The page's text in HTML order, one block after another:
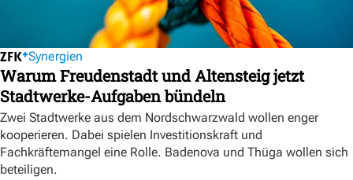
Synergien
Warum Freudenstadt und Altensteig jetzt
Stadtwerke-Aufgaben bündeln
Zwei Stadtwerke aus dem Nordschwarzwald wollen enger
kooperieren. Dabei spielen Investitionskraft und
Fachkräftemangel eine Rolle. Badenova und Thüga wollen sich
beteiligen.